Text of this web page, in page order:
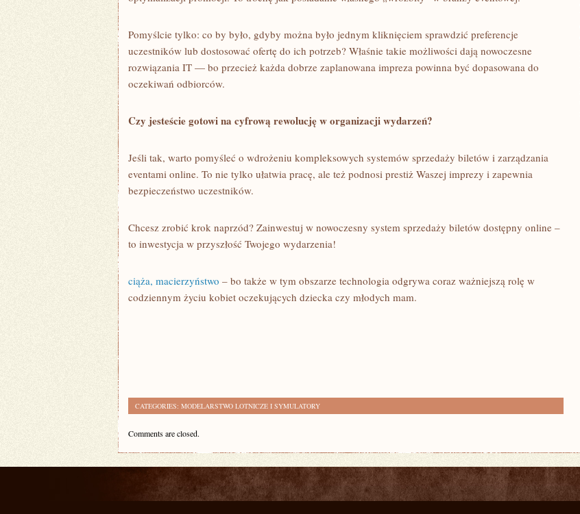
Pomyślcie tylko: co by było, gdyby można było jednym kliknięciem sprawdzić preferencje
uczestników lub dostosować ofertę do ich potrzeb? Właśnie takie możliwości dają nowoczesne
rozwiązania IT — bo przecież każda dobrze zaplanowana impreza powinna być dopasowana do
oczekiwań odbiorców.
Czy jesteście gotowi na cyfrową rewolucję w organizacji wydarzeń?
Jeśli tak, warto pomyśleć o wdrożeniu kompleksowych systemów sprzedaży biletów i zarządzania
eventami online. To nie tylko ułatwia pracę, ale też podnosi prestiż Waszej imprezy i zapewnia
bezpieczeństwo uczestników.
Chcesz zrobić krok naprzód? Zainwestuj w nowoczesny system sprzedaży biletów dostępny online –
to inwestycja w przyszłość Twojego wydarzenia!
ciąża, macierzyństwo – bo także w tym obszarze technologia odgrywa coraz ważniejszą rolę w
codziennym życiu kobiet oczekujących dziecka czy młodych mam.
CATEGORIES: MODELARSTWO LOTNICZE I SYMULATORY
Comments are closed.